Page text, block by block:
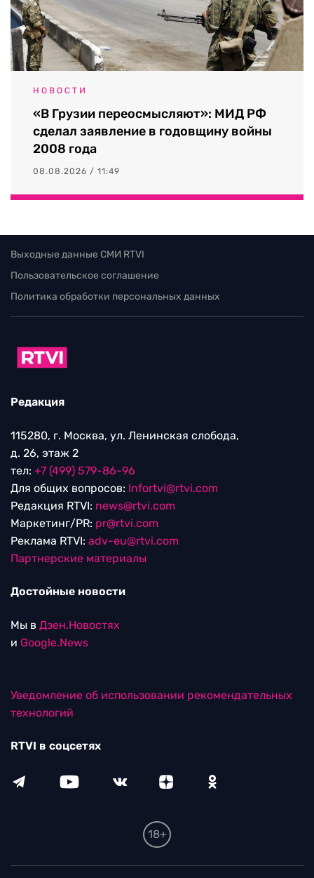
НОВОСТИ
«В Грузии переосмысляют»: МИД РФ
сделал заявление в годовщину войны
2008 года
08.08.2026 / 11:49
Выходные данные СМИ RTVI
Пользовательское соглашение
Политика обработки персональных данных
Редакция
115280, г. Москва, ул. Ленинская слобода,
д. 26, этаж 2
тел: +7 (499) 579-86-96
Для общих вопросов: Infortvi@rtvi.com
Редакция RTVI: news@rtvi.com
Маркетинг/PR: pr@rtvi.com
Реклама RTVI: adv-eu@rtvi.com
Партнерские материалы
Достойные новости
Мы в Дзен.Новостях
и Google.News
Уведомление об использовании рекомендательных
технологий
RTVI в соцсетях
18+